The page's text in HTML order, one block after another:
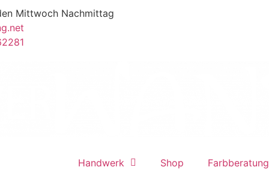
Mittwoch Nachmittag
Handwerk Shop Farbberatung